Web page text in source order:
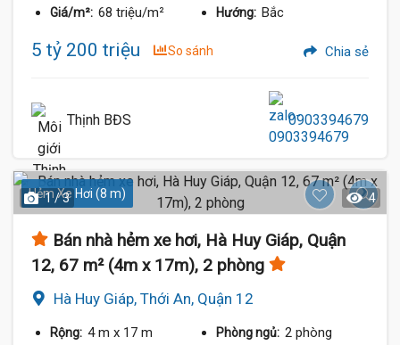
Giá/m²: 68 triệu/m² Hướng: Bắc
5 tỷ 200 triệu So sánh Chia sẻ
Thịnh BĐS 0903394679
Hẻm Xe Hơi (8 m)
1 / 3 4
Bán nhà hẻm xe hơi, Hà Huy Giáp, Quận
12, 67 m² (4m x 17m), 2 phòng
Hà Huy Giáp, Thới An, Quận 12
Rộng: 4 m x 17 m Phòng ngủ: 2 phòng